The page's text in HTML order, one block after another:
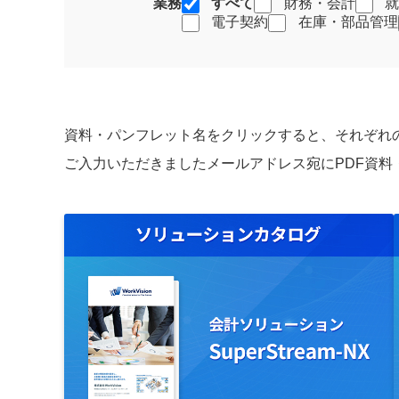
電子契約
在庫・部品管理
資料・パンフレット名をクリックすると、それぞ
ご入力いただきましたメールアドレス宛にPDF資